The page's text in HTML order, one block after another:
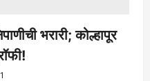
भरारी; कोल्हापूर
परिसर